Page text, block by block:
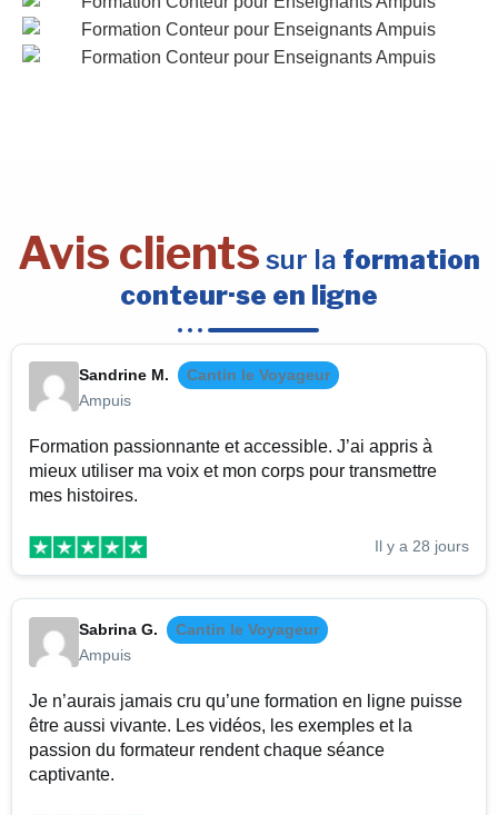
Avis clients sur la formation
conteur·se en ligne
Sandrine M.
Cantin le Voyageur
Ampuis
Formation passionnante et accessible. J’ai appris à
mieux utiliser ma voix et mon corps pour transmettre
mes histoires.
Il y a 28 jours
Sabrina G.
Cantin le Voyageur
Ampuis
Je n’aurais jamais cru qu’une formation en ligne puisse
être aussi vivante. Les vidéos, les exemples et la
passion du formateur rendent chaque séance
captivante.